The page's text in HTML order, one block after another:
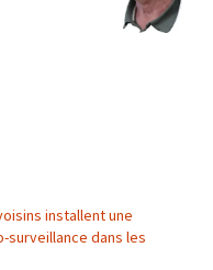
installent une
surveillance dans les